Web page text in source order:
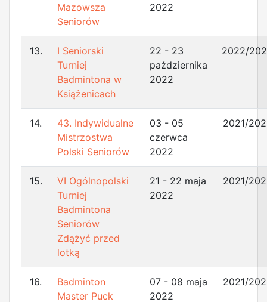
Mazowsza
Seniorów
2022
13.
I Seniorski
Turniej
Badmintona w
Książenicach
22 - 23
października
2022
2022/
14.
43. Indywidualne
Mistrzostwa
Polski Seniorów
03 - 05
czerwca
2022
2021/
15.
VI Ogólnopolski
Turniej
Badmintona
Seniorów
Zdążyć przed
lotką
21 - 22 maja
2022
2021/
16.
Badminton
Master Puck
07 - 08 maja
2022
2021/